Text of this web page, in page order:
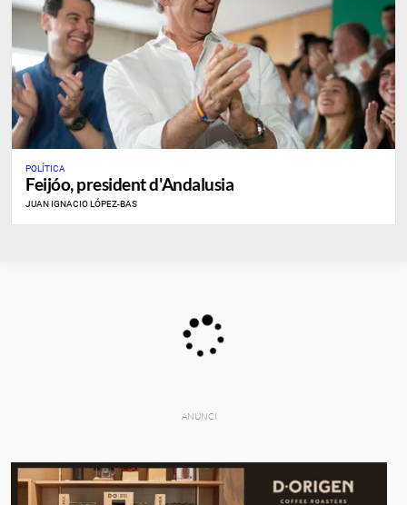
POLÍTICA
Feijóo, president d'Andalusia
JUAN IGNACIO LÓPEZ-BAS